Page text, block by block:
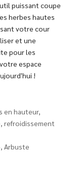
puissant coupe
herbes hautes
votre cour
et une
pour les
espace
!
en hauteur,
refroidissement
Arbuste